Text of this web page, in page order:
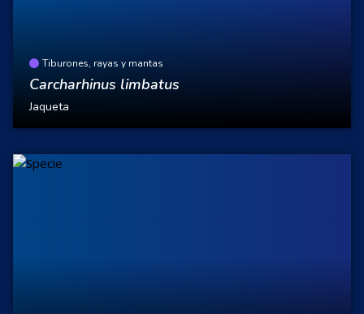
Tiburones, rayas y mantas
Carcharhinus limbatus
Jaqueta